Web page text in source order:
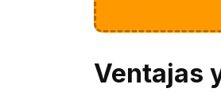
Ventajas